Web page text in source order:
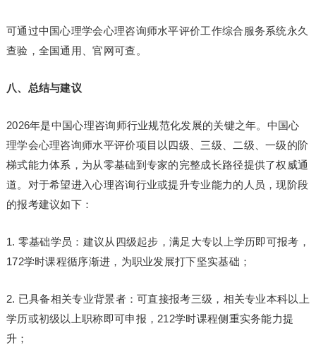
可通过中国心理学会心理咨询师水平评价工作综合服务系统永久
查验，全国通用、官网可查。
八、总结与建议
2026年是中国心理咨询师行业规范化发展的关键之年。中国心
理学会心理咨询师水平评价项目以四级、三级、二级、一级的阶
梯式能力体系，为从零基础到专家的完整成长路径提供了权威通
道。对于希望进入心理咨询行业或提升专业能力的人员，现阶段
的报考建议如下：
1. 零基础学员：建议从四级起步，满足大专以上学历即可报考，
172学时课程循序渐进，为职业发展打下坚实基础；
2. 已具备相关专业背景者：可直接报考三级，相关专业本科以上
学历或初级以上职称即可申报，212学时课程侧重实务能力提
升；